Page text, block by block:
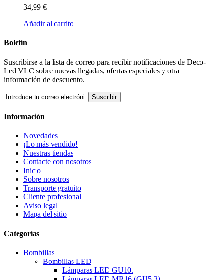
34,99 €
Añadir al carrito
Boletín
Suscribirse a la lista de correo para recibir notificaciones de Deco-
Led VLC sobre nuevas llegadas, ofertas especiales y otra
información de descuento.
Suscribir
Información
Novedades
¡Lo más vendido!
Nuestras tiendas
Contacte con nosotros
Inicio
Sobre nosotros
Transporte gratuito
Cliente profesional
Aviso legal
Mapa del sitio
Categorías
Bombillas
Bombillas LED
Lámparas LED GU10.